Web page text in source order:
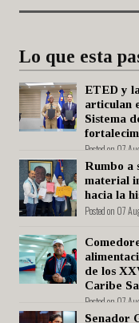
Lo que esta
ETED y
articulan
Sistema
Posted on 07
Rumbo a
material
hacia la
Posted on 07
de los
Caribe
Posted on 07
Senador